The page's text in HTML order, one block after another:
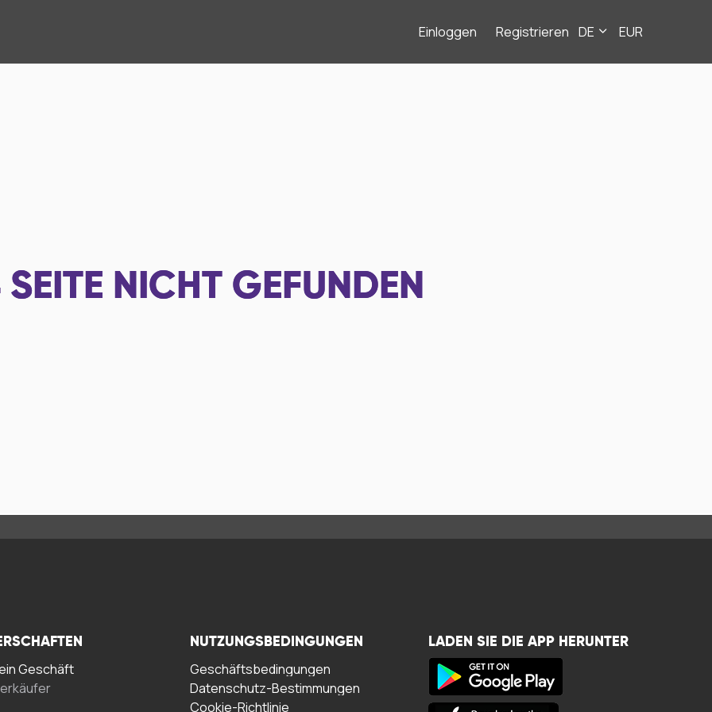
Einloggen Registrieren DE EUR
SEITE NICHT GEFUNDEN
Geschäft
NUTZUNGSBEDINGUNGEN
Geschäftsbedingungen
Datenschutz-Bestimmungen
Cookie-Richtlinie
LADEN SIE DIE APP HERUNTER